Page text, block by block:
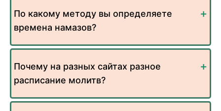
По какому методу вы определяете
времена намазов?
Почему на разных сайтах разное
расписание молитв?